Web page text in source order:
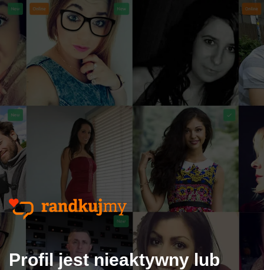
Profil jest nieaktywny lub